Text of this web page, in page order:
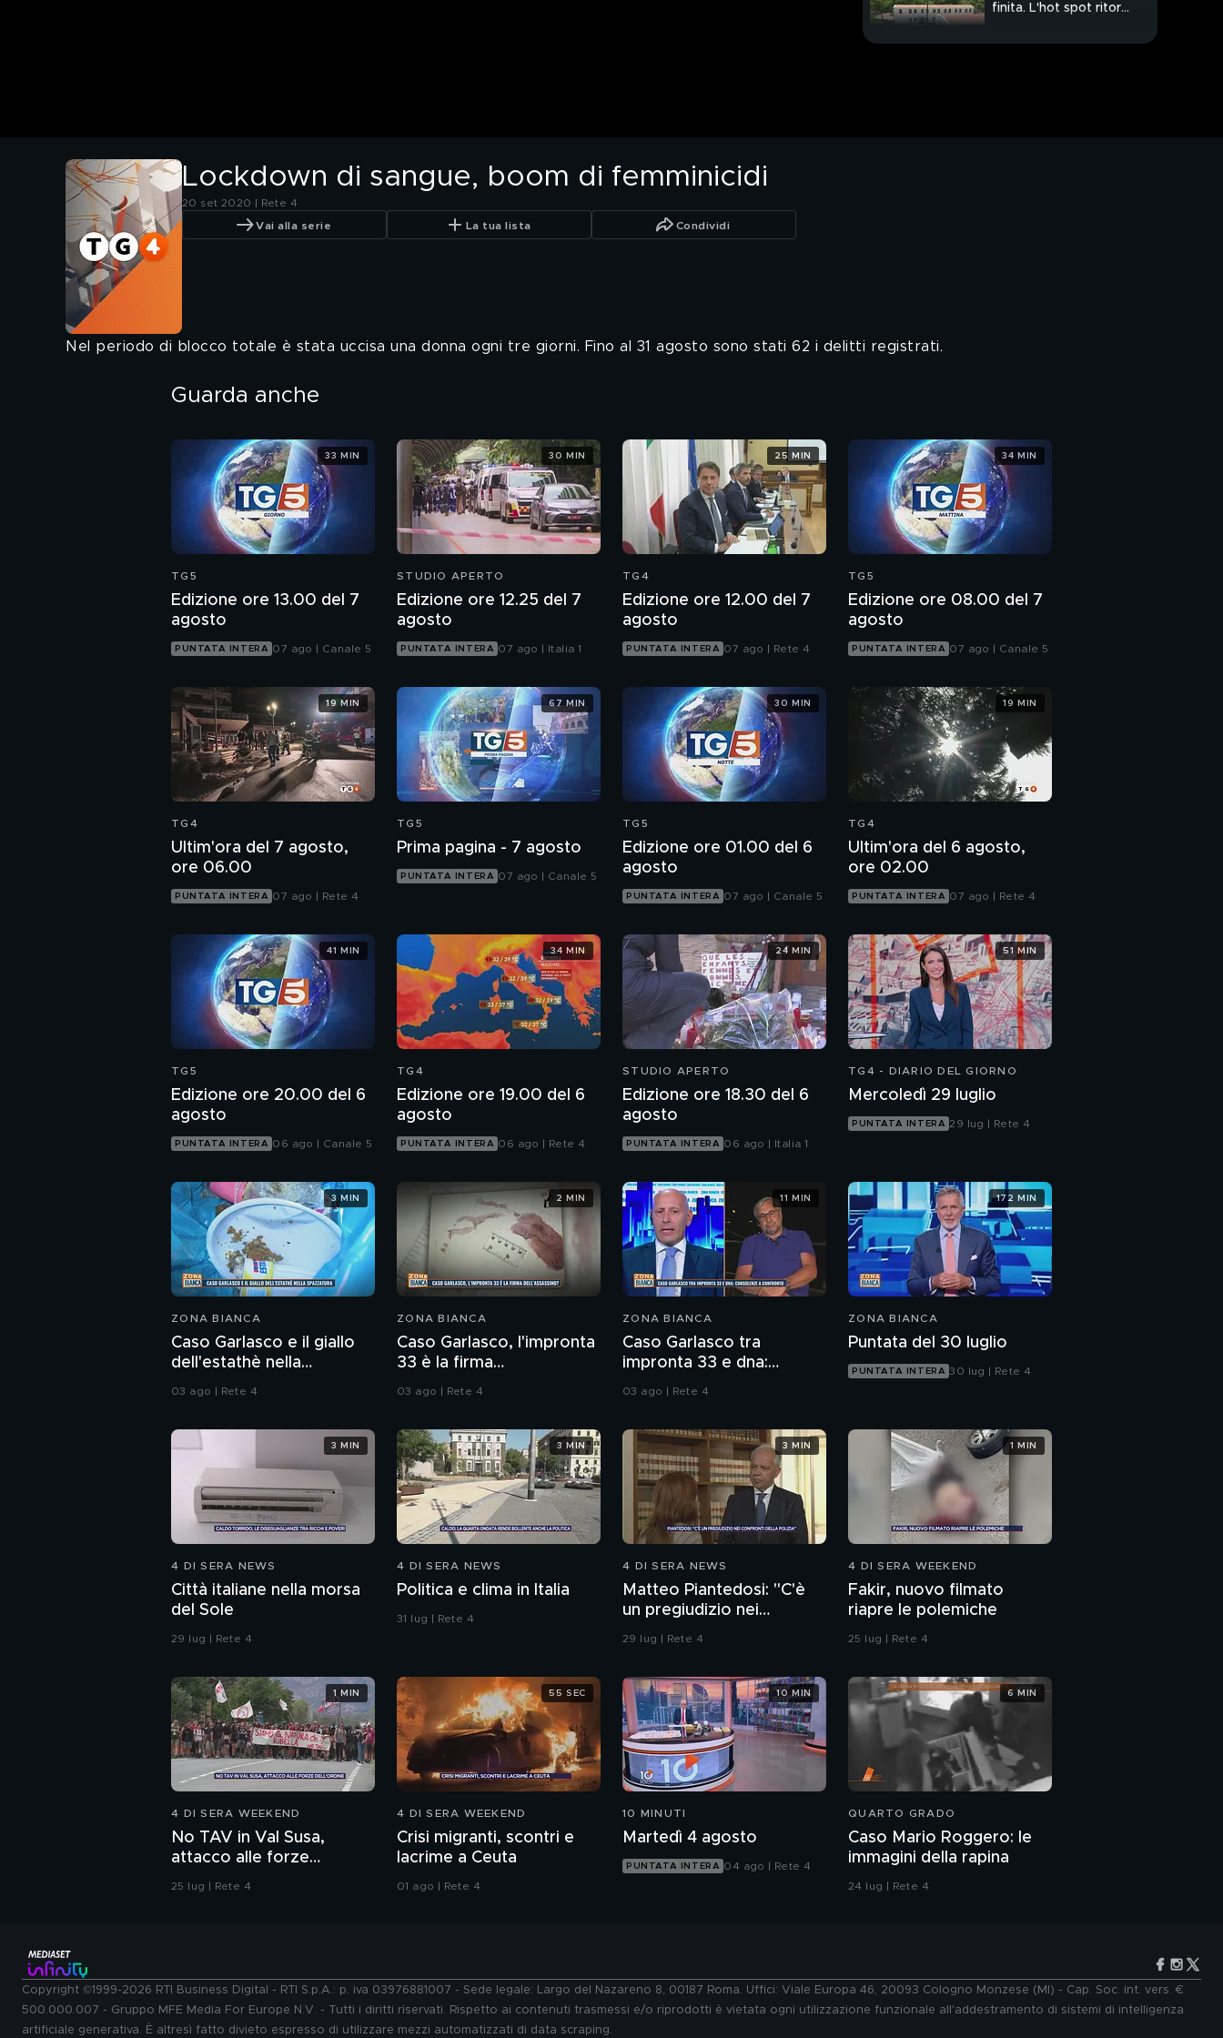
finita. L'hot spot ritorna
Lockdown di sangue, boom di femminicidi
20 set 2020 | Rete 4
Vai alla serie La tua lista Condividi
Nel periodo di blocco totale è stata uccisa una donna ogni tre giorni. Fino al 31 agosto sono stati 62 i delitti registrati.
Guarda anche
TG5
Edizione ore 13.00 del 7
agosto
PUNTATA INTERA 07 ago | Canale 5
33 MIN
STUDIO APERTO
Edizione ore 12.25 del 7
agosto
PUNTATA INTERA 07 ago | Italia 1
30 MIN
TG4
Edizione ore 12.00 del 7
agosto
PUNTATA INTERA 07 ago | Rete 4
25 MIN
TG5
Edizione ore 08.00 del 7
agosto
PUNTATA INTERA 07 ago | Canale 5
34 MIN
TG4
Ultim'ora del 7 agosto,
ore 06.00
PUNTATA INTERA 07 ago | Rete 4
19 MIN
TG5
Prima pagina - 7 agosto
PUNTATA INTERA 07 ago | Canale 5
67 MIN
TG5
Edizione ore 01.00 del 6
agosto
PUNTATA INTERA 07 ago | Canale 5
30 MIN
TG4
Ultim'ora del 6 agosto,
ore 02.00
PUNTATA INTERA 07 ago | Rete 4
19 MIN
TG5
Edizione ore 20.00 del 6
agosto
PUNTATA INTERA 06 ago | Canale 5
41 MIN
TG4
Edizione ore 19.00 del 6
agosto
PUNTATA INTERA 06 ago | Rete 4
34 MIN
STUDIO APERTO
Edizione ore 18.30 del 6
agosto
PUNTATA INTERA 06 ago | Italia 1
24 MIN
TG4 - DIARIO DEL GIORNO
Mercoledì 29 luglio
PUNTATA INTERA 29 lug | Rete 4
51 MIN
ZONA BIANCA
Caso Garlasco e il giallo
dell'estathè nella
spazzatura
03 ago | Rete 4
3 MIN
ZONA BIANCA
Caso Garlasco, l'impronta
33 è la firma
dell'assassino?
03 ago | Rete 4
2 MIN
ZONA BIANCA
Caso Garlasco tra
impronta 33 e dna:
consulenze a confronto
03 ago | Rete 4
11 MIN
ZONA BIANCA
Puntata del 30 luglio
PUNTATA INTERA 30 lug | Rete 4
172 MIN
4 DI SERA NEWS
Città italiane nella morsa
del Sole
29 lug | Rete 4
3 MIN
4 DI SERA NEWS
Politica e clima in Italia
31 lug | Rete 4
3 MIN
4 DI SERA NEWS
Matteo Piantedosi: "C'è
un pregiudizio nei
confronti della polizia"
29 lug | Rete 4
3 MIN
4 DI SERA WEEKEND
Fakir, nuovo filmato
riapre le polemiche
25 lug | Rete 4
1 MIN
4 DI SERA WEEKEND
No TAV in Val Susa,
attacco alle forze
dell'ordine
25 lug | Rete 4
1 MIN
4 DI SERA WEEKEND
Crisi migranti, scontri e
lacrime a Ceuta
01 ago | Rete 4
55 SEC
10 MINUTI
Martedì 4 agosto
PUNTATA INTERA 04 ago | Rete 4
10 MIN
QUARTO GRADO
Caso Mario Roggero: le
immagini della rapina
24 lug | Rete 4
6 MIN
Copyright ©1999-2026 RTI Business Digital - RTI S.p.A.: p. iva 03976881007 - Sede legale: Largo del Nazareno 8, 00187 Roma. Uffici: Viale Europa 46, 20093 Cologno Monzese (MI) - Cap. Soc. int. vers. €
500.000.007 - Gruppo MFE Media For Europe N.V. - Tutti i diritti riservati. Rispetto ai contenuti trasmessi e/o riprodotti è vietata ogni utilizzazione funzionale all'addestramento di sistemi di intelligenza
artificiale generativa. È altresì fatto divieto espresso di utilizzare mezzi automatizzati di data scraping.